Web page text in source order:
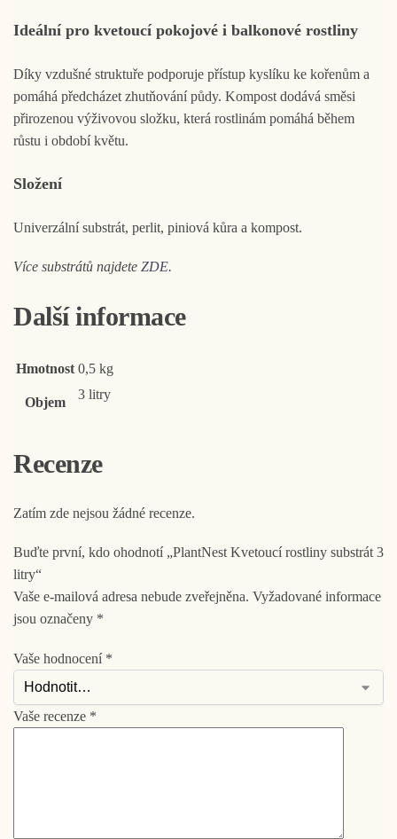
Ideální pro kvetoucí pokojové i balkonové rostliny
Díky vzdušné struktuře podporuje přístup kyslíku ke kořenům a
pomáhá předcházet zhutňování půdy. Kompost dodává směsi
přirozenou výživovou složku, která rostlinám pomáhá během
růstu i období květu.
Složení
Univerzální substrát, perlit, piniová kůra a kompost.
Více substrátů najdete ZDE.
Další informace
Hmotnost 0,5 kg
Objem
3 litry
Recenze
Zatím zde nejsou žádné recenze.
Buďte první, kdo ohodnotí „PlantNest Kvetoucí rostliny substrát 3
litry“
Vaše e-mailová adresa nebude zveřejněna. Vyžadované informace
jsou označeny *
Vaše hodnocení *
Vaše recenze *